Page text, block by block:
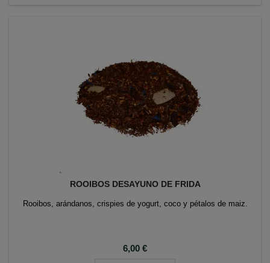
ROOIBOS DESAYUNO DE FRIDA
Rooibos, arándanos, crispies de yogurt, coco y pétalos de maiz.
Precio
6,00 €